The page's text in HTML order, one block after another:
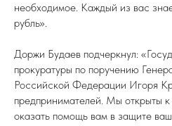
необходимое. Каждый из вас
рубль».
Доржи Будаев подчеркнул:
прокуратуры по поручению
Российской Федерации Игоря
предпринимателей. Мы открыты к
оказать помощь вам в защите